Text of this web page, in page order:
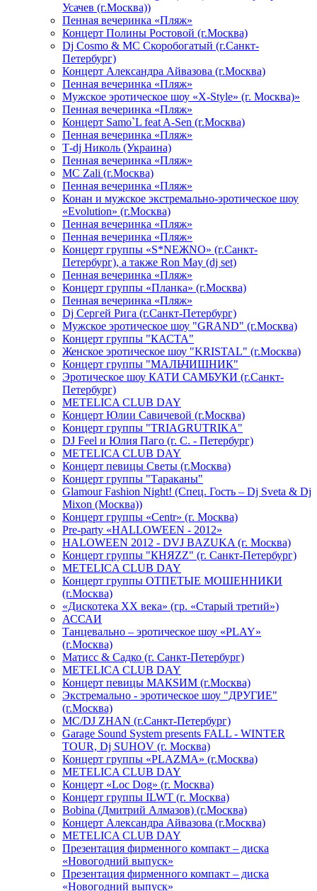
Усачев (г.Москва))
Пенная вечеринка «Пляж»
Концерт Полины Ростовой (г.Москва)
Dj Cosmo & МС Скоробогатый (г.Санкт-
Петербург)
Концерт Александра Айвазова (г.Москва)
Пенная вечеринка «Пляж»
Мужское эротическое шоу «X-Style» (г. Москва)»
Пенная вечеринка «Пляж»
Концерт Samo`L feat A-Sen (г.Москва)
Пенная вечеринка «Пляж»
Т-dj Николь (Украина)
Пенная вечеринка «Пляж»
МС Zali (г.Москва)
Пенная вечеринка «Пляж»
Конан и мужское экстремально-эротическое шоу
«Evolution» (г.Москва)
Пенная вечеринка «Пляж»
Пенная вечеринка «Пляж»
Концерт группы «S*NEЖNO» (г.Санкт-
Петербург), а также Ron May (dj set)
Пенная вечеринка «Пляж»
Концерт группы «Планка» (г.Москва)
Пенная вечеринка «Пляж»
Dj Сергей Рига (г.Санкт-Петербург)
Мужское эротическое шоу "GRAND" (г.Москва)
Концерт группы "КАСТА"
Женское эротическое шоу "KRISTAL" (г.Москва)
Концерт группы "МАЛЬЧИШНИК"
Эротическое шоу КАТИ САМБУКИ (г.Санкт-
Петербург)
METELICA CLUB DAY
Концерт Юлии Савичевой (г.Москва)
Концерт группы "TRIAGRUTRIKA"
DJ Feel и Юлия Паго (г. С. - Петербург)
METELICA CLUB DAY
Концерт певицы Светы (г.Москва)
Концерт группы "Тараканы"
Glamour Fashion Night! (Спец. Гость – Dj Sveta & Dj
Mixon (Москва))
Концерт группы «Centr» (г. Москва)
Pre-party «HALLOWEEN - 2012»
HALOWEEN 2012 - DVJ BAZUKA (г. Москва)
Концерт группы "КНЯZZ" (г. Санкт-Петербург)
METELICA CLUB DAY
Концерт группы ОТПЕТЫЕ МОШЕННИКИ
(г.Москва)
«Дискотека ХХ века» (гр. «Старый третий»)
АССАИ
Танцевально – эротическое шоу «PLAY»
(г.Москва)
Матисс & Садко (г. Санкт-Петербург)
METELICA CLUB DAY
Концерт певицы МАКSИМ (г.Москва)
Экстремально - эротическое шоу "ДРУГИЕ"
(г.Москва)
МС/DJ ZHAN (г.Санкт-Петербург)
Garage Sound System presents FALL - WINTER
TOUR, Dj SUHOV (г. Москва)
Концерт группы «PLAZMA» (г.Москва)
METELICA CLUB DAY
Концерт «Loc Dog» (г. Москва)
Концерт группы ILWT (г. Москва)
Bobina (Дмитрий Алмазов) (г.Москва)
Концерт Александра Айвазова (г.Москва)
METELICA CLUB DAY
Презентация фирменного компакт – диска
«Новогодний выпуск»
Презентация фирменного компакт – диска
«Новогодний выпуск»